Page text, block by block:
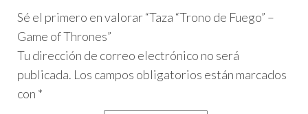
Sé el primero en valorar “Taza “Trono de Fuego” –
Game of Thrones”
Tu dirección de correo electrónico no será
publicada. Los campos obligatorios están marcados
con *